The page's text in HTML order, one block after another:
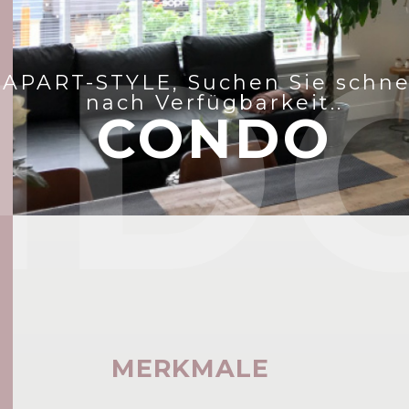
APART-STYLE, Suchen Sie
nach Verfügbarkeit..
CONDO
MERKMALE